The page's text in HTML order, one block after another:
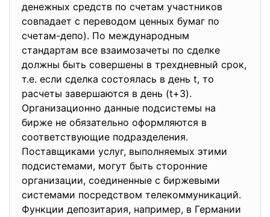
денежных средств по счетам участников
совпадает с переводом ценных бумаг по
счетам-депо). По международным
стандартам все взаимозачеты по сделке
должны быть совершены в трехдневный срок,
т.е. если сделка состоялась в день t, то
расчеты завершаются в день (t+3).
Организационно данные подсистемы на
бирже не обязательно оформляются в
соответствующие подразделения.
Поставщиками услуг, выполняемых этими
подсистемами, могут быть сторонние
организации, соединенные с биржевыми
системами посредством телекоммуникаций.
Функции депозитария, например, в Германии